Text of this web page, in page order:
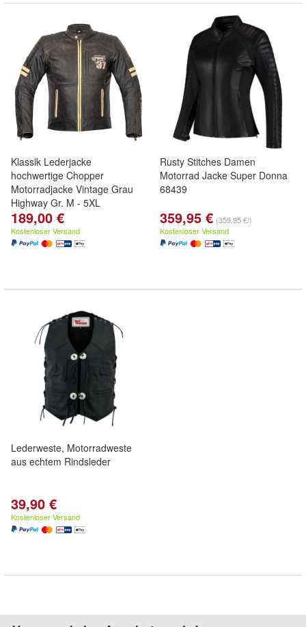
Klassik Lederjacke
hochwertige Chopper
Motorradjacke Vintage Grau
Highway Gr. M - 5XL
189,00 €
Kostenloser Versand
Rusty Stitches Damen
Motorrad Jacke Super Donna
68439
359,95 € (359,95 €/)
Kostenloser Versand
Lederweste, Motorradweste
aus echtem Rindsleder
39,90 €
Kostenloser Versand